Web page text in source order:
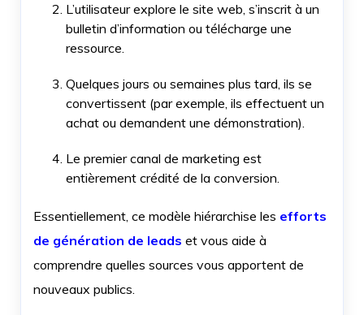
L’utilisateur explore le site web, s’inscrit à un
bulletin d’information ou télécharge une
ressource.
Quelques jours ou semaines plus tard, ils se
convertissent (par exemple, ils effectuent un
achat ou demandent une démonstration).
Le premier canal de marketing est
entièrement crédité de la conversion.
Essentiellement, ce modèle hiérarchise les efforts
de génération de leads et vous aide à
comprendre quelles sources vous apportent de
nouveaux publics.